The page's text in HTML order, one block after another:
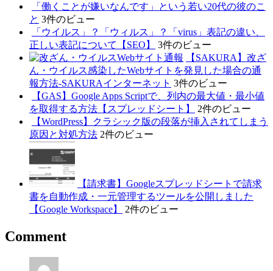
「働くことが嫌いなんです」という若い20代の彼のこ
と 3件のビュー
「ウイルス」？「ウィルス」？「virus」表記の違い、
正しい表記について【SEO】
3件のビュー
【SAKURA】改ざ
ん・ウイルス感染したWebサイトを発見した場合の通
報方法-SAKURAインターネット 3件のビュー
【GAS】Google Apps Scriptで、列内の最大値・最小値
を取得する方法【スプレッドシート】
2件のビュー
【WordPress】クラシック版の段落が挿入されてしまう
原因と対処方法 2件のビュー
【請求書】Googleスプレッドシートで請求
書を自動作成・一元管理するツールを公開しました
【Google Workspace】
2件のビュー
Comment